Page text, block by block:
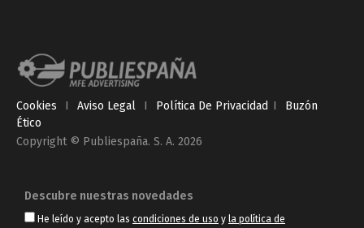
Cookies I Aviso Legal I Política De Privacidad I
Buzón
Ético
Copyright © Publiespaña. S. A. 2026
Descubre nuestras novedades
He leído y acepto las condiciones de uso y la política de